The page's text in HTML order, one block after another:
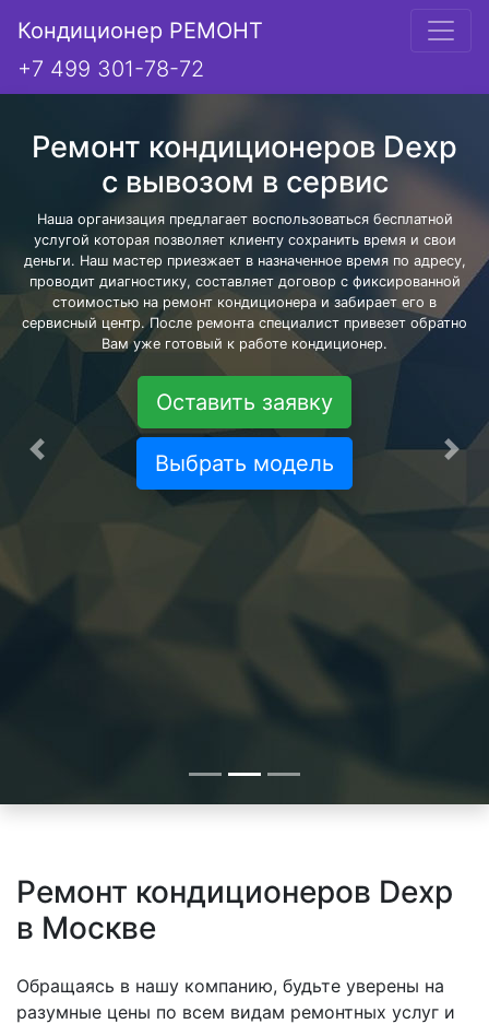
Кондиционер РЕМОНТ
+7 499 301-78-72
Ремонт кондиционеров Dexp
с вывозом в сервис
Наша организация предлагает воспользоваться бесплатной
услугой которая позволяет клиенту сохранить время и свои
деньги. Наш мастер приезжает в назначенное время по адресу,
проводит диагностику, составляет договор с фиксированной
стоимостью на ремонт кондиционера и забирает его в
сервисный центр. После ремонта специалист привезет обратно
Вам уже готовый к работе кондиционер.
Оставить заявку
Выбрать модель
Предыдущая
Ремонт кондиционеров Dexp
в Москве
Обращаясь в нашу компанию, будьте уверены на
разумные цены по всем видам ремонтных услуг и